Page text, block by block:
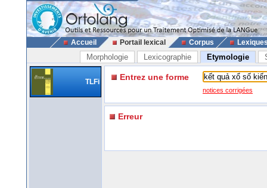
Accueil Portail lexical Corpus
Morphologie Lexicographie Etymologie
TLFi Entrez une forme
notices corrigées
Erreur